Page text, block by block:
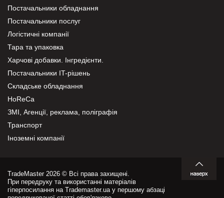
Постачальники обладнання
Постачальники послуг
Логістичні компанії
Тара та упаковка
Харчові добавки. Інгредієнти.
Постачальники IT-рішень
Складське обладнання
HoReCa
ЗМІ, Агенції, реклама, поліграфія
Транспорт
Іноземні компанії
TradeMaster 2026 © Всі права захищені.
При передруку та використанні матеріалів
гіперпосилання на Trademaster.ua у першому абзаці